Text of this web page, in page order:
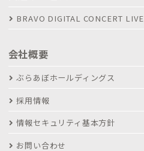
BRAVO DIGITAL CONCERT LIVE
会社概要
ぶらあぼホールディングス
採用情報
情報セキュリティ基本方針
お問い合わせ